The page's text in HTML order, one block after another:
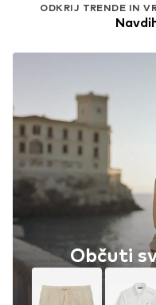
ODKRIJ TRENDE IN
Občuti